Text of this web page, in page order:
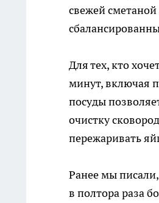
свежей
Для тех, кто
минут, включая
посуды
очистку
пережаривать
Ранее мы
в полтора раза